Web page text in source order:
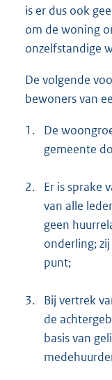
is er dus ook
om de woning
onzelfstandige
De volgende
bewoners van
1.
De
gemeente
2.
Er is sprake
van alle
geen
onderling;
punt;
3.
Bij vertrek
de
basis van